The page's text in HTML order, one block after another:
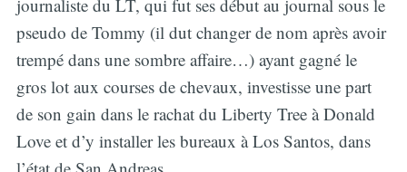
journaliste du LT, qui fut ses début au journal sous le
pseudo de Tommy (il dut changer de nom après avoir
trempé dans une sombre affaire…) ayant gagné le
gros lot aux courses de chevaux, investisse une part
de son gain dans le rachat du Liberty Tree à Donald
Love et d’y installer les bureaux à Los Santos, dans